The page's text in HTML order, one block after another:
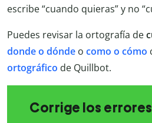
escribe “cuando quieras” y no
Puedes revisar la ortografía de
donde o dónde o como o cómo
ortográfico de Quillbot.
Corrige los